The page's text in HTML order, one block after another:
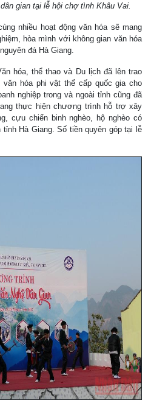
gian tại lễ hội chợ tình Khâu Vai.
nhiều hoạt động văn hóa sẽ mang
hòa mình với không gian văn hóa
đá Hà Giang.
hóa, thể thao và Du lịch đã lên trao
hóa phi vật thể cấp quốc gia cho
nghiệp trong và ngoài tỉnh cũng đã
thực hiện chương trình hỗ trợ xây
cựu chiến binh nghèo, hộ nghèo có
Hà Giang. Số tiền quyên góp tại lễ